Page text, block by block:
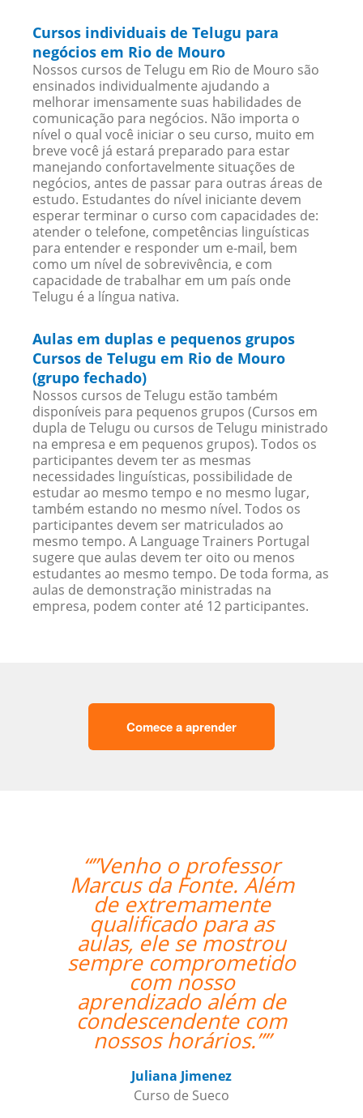
Cursos individuais de Telugu para
negócios em Rio de Mouro
Nossos cursos de Telugu em Rio de Mouro são
ensinados individualmente ajudando a
melhorar imensamente suas habilidades de
comunicação para negócios. Não importa o
nível o qual você iniciar o seu curso, muito em
breve você já estará preparado para estar
manejando confortavelmente situações de
negócios, antes de passar para outras áreas de
estudo. Estudantes do nível iniciante devem
esperar terminar o curso com capacidades de:
atender o telefone, competências linguísticas
para entender e responder um e-mail, bem
como um nível de sobrevivência, e com
capacidade de trabalhar em um país onde
Telugu é a língua nativa.
Aulas em duplas e pequenos grupos
Cursos de Telugu em Rio de Mouro
(grupo fechado)
Nossos cursos de Telugu estão também
disponíveis para pequenos grupos (Cursos em
dupla de Telugu ou cursos de Telugu ministrado
na empresa e em pequenos grupos). Todos os
participantes devem ter as mesmas
necessidades linguísticas, possibilidade de
estudar ao mesmo tempo e no mesmo lugar,
também estando no mesmo nível. Todos os
participantes devem ser matriculados ao
mesmo tempo. A Language Trainers Portugal
sugere que aulas devem ter oito ou menos
estudantes ao mesmo tempo. De toda forma, as
aulas de demonstração ministradas na
empresa, podem conter até 12 participantes.
Comece a aprender
“”Venho o professor
Marcus da Fonte. Além
de extremamente
qualificado para as
aulas, ele se mostrou
sempre comprometido
com nosso
aprendizado além de
condescendente com
nossos horários.””
Juliana Jimenez
Curso de Sueco